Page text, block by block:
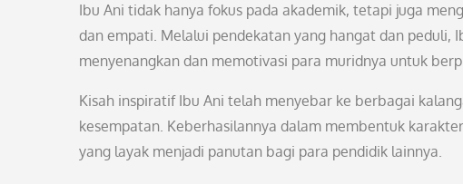
Ibu Ani tidak hanya fokus pada akademik, tetapi juga
dan empati. Melalui pendekatan yang hangat dan peduli,
menyenangkan dan memotivasi para muridnya untuk
Kisah inspiratif Ibu Ani telah menyebar ke berbagai
kesempatan. Keberhasilannya dalam membentuk
yang layak menjadi panutan bagi para pendidik lainnya.